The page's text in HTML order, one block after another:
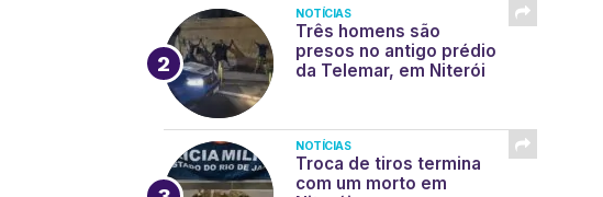
NOTÍCIAS
Três homens são
presos no antigo prédio
da Telemar, em Niterói
NOTÍCIAS
Troca de tiros termina
com um morto em